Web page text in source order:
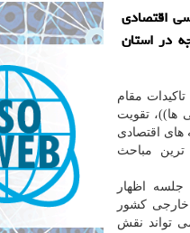
اقتصادی
در استان
مقام
ها))، تقویت
های اقتصادی
1400، با اهمیت ترین مباحث
اظهار
کشور
تواند نقش